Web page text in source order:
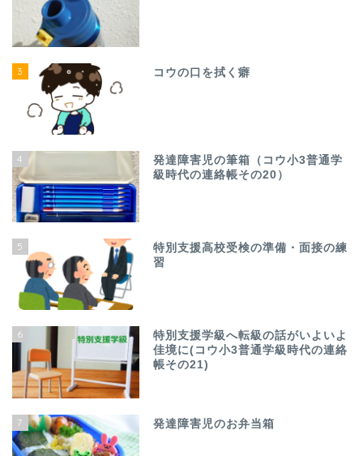
3 コウの口を拭く癖
4
発達障害児の筆箱（コウ小3普通学
級時代の連絡帳その20）
5
特別支援高校受検の準備・面接の練
習
6
特別支援学級へ転級の話がいよいよ
佳境に(コウ小3普通学級時代の連絡
帳その21)
7 発達障害児のお弁当箱